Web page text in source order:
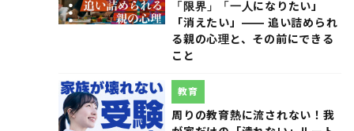
「限界」「一人になりたい」
「消えたい」―― 追い詰められ
る親の心理と、その前にできる
こと
周りの教育熱に流されない！我
教育